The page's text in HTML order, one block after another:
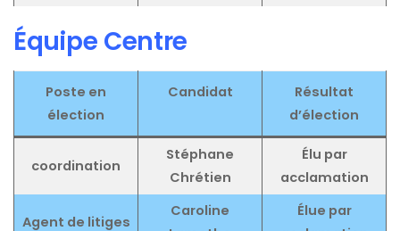
Équipe Centre
Poste en
élection
Candidat
Résultat
d’élection
coordination
Stéphane
Chrétien
Élu par
acclamation
Agent de litiges
Caroline
Élue par